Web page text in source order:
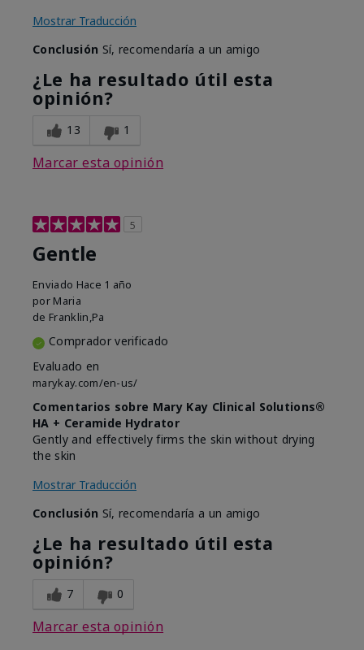
Mostrar Traducción
Conclusión Sí, recomendaría a un amigo
¿Le ha resultado útil esta
opinión?
13 1
Marcar esta opinión
5
Gentle
Enviado Hace 1 año
por Maria
de Franklin,Pa
Comprador verificado
Evaluado en
marykay.com/en-us/
Comentarios sobre Mary Kay Clinical Solutions®
HA + Ceramide Hydrator
Gently and effectively firms the skin without drying
the skin
Mostrar Traducción
Conclusión Sí, recomendaría a un amigo
¿Le ha resultado útil esta
opinión?
7 0
Marcar esta opinión